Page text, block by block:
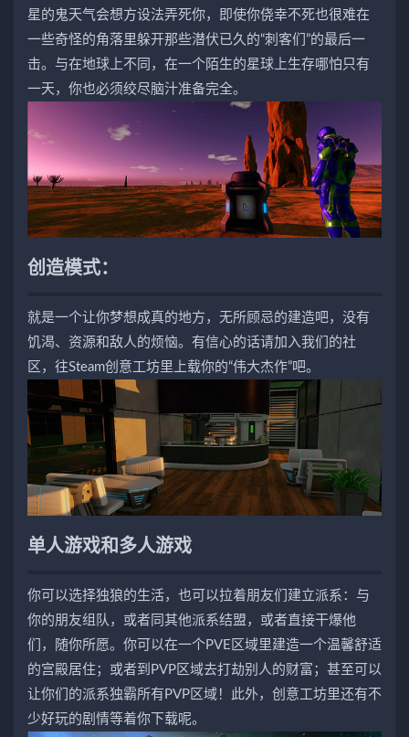
星的鬼天气会想方设法弄死你，即使你侥幸不死也很难在
一些奇怪的角落里躲开那些潜伏已久的“刺客们”的最后一
击。与在地球上不同，在一个陌生的星球上生存哪怕只有
一天，你也必须绞尽脑汁准备完全。
创造模式：
就是一个让你梦想成真的地方，无所顾忌的建造吧，没有
饥渴、资源和敌人的烦恼。有信心的话请加入我们的社
区，往Steam创意工坊里上载你的“伟大杰作”吧。
单人游戏和多人游戏
你可以选择独狼的生活，也可以拉着朋友们建立派系：与
你的朋友组队，或者同其他派系结盟，或者直接干爆他
们，随你所愿。你可以在一个PVE区域里建造一个温馨舒适
的宫殿居住；或者到PVP区域去打劫别人的财富；甚至可以
让你们的派系独霸所有PVP区域！此外，创意工坊里还有不
少好玩的剧情等着你下载呢。